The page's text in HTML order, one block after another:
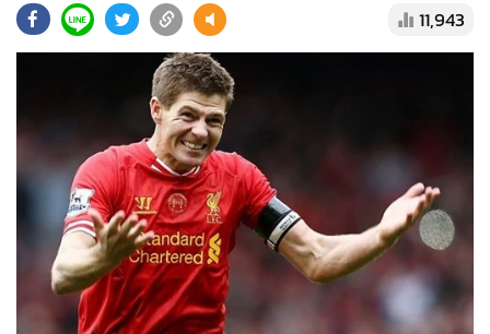
• Cyber BIZ
• ผู้จัดกวน
Good health & Well-being
•
Green Innovation & SD
Management & HR
•
MGR Live
Infographic
การเมือง
ท่องเที่ยว
11,943